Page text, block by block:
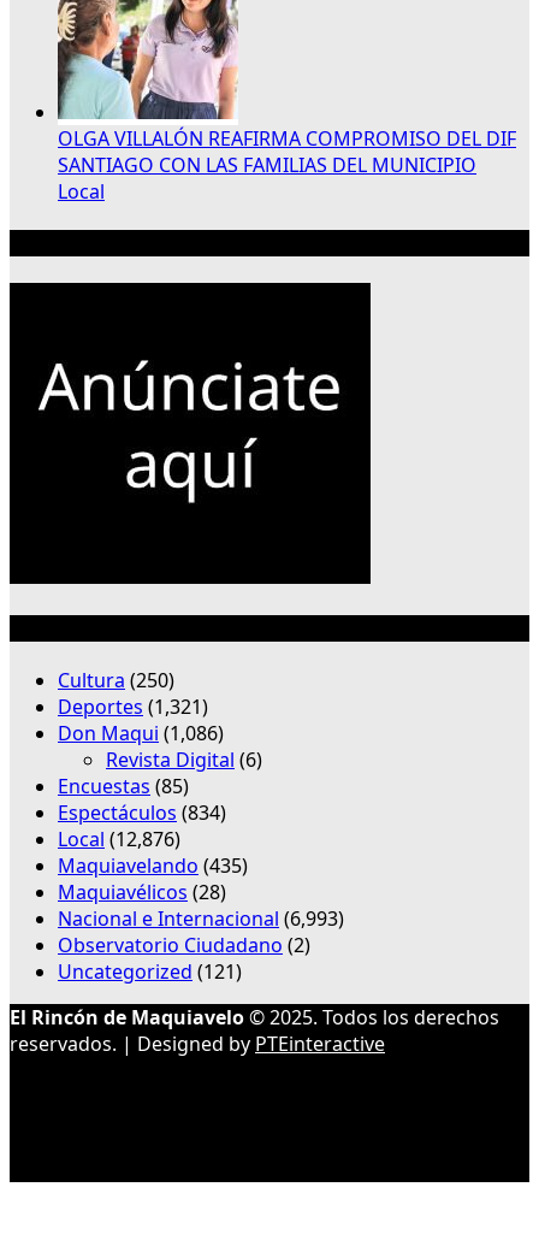
OLGA VILLALÓN REAFIRMA COMPROMISO DEL DIF
SANTIAGO CON LAS FAMILIAS DEL MUNICIPIO
Local
Cultura (250)
Deportes (1,321)
Don Maqui (1,086)
Revista Digital (6)
Encuestas (85)
Espectáculos (834)
Local (12,876)
Maquiavelando (435)
Maquiavélicos (28)
Nacional e Internacional (6,993)
Observatorio Ciudadano (2)
Uncategorized (121)
El Rincón de Maquiavelo© 2025. Todos los derechos
reservados. | Designed by PTEinteractive